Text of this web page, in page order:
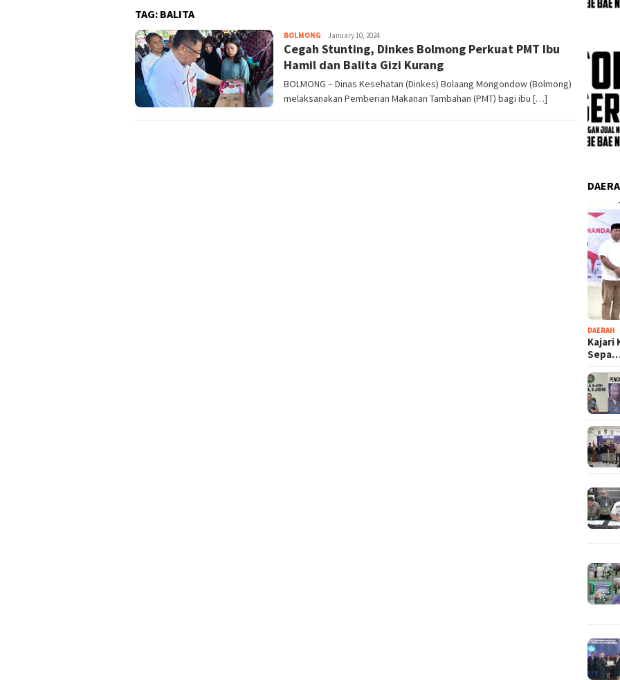
TAG: BALITA
BOLMONG Admin
January 10, 2024
Cegah Stunting, Dinkes Bolmong Perkuat PMT Ibu
Hamil dan Balita Gizi Kurang
BOLMONG – Dinas Kesehatan (Dinkes) Bolaang Mongondow (Bolmong)
melaksanakan Pemberian Makanan Tambahan (PMT) bagi ibu […]
DAERAH
Kajari